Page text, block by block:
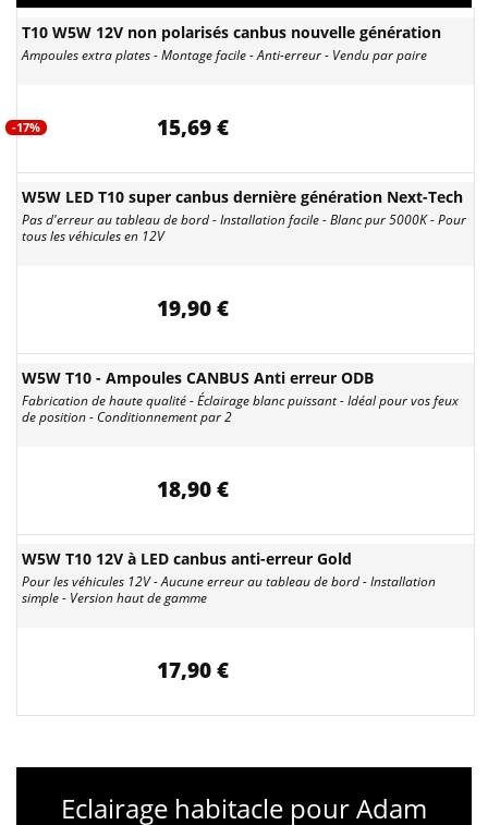
T10 W5W 12V non polarisés canbus nouvelle génération
Ampoules extra plates - Montage facile - Anti-erreur - Vendu par paire
-17% 15,69 €
W5W LED T10 super canbus dernière génération Next-Tech
Pas d'erreur au tableau de bord - Installation facile - Blanc pur 5000K - Pour
tous les véhicules en 12V
19,90 €
W5W T10 - Ampoules CANBUS Anti erreur ODB
Fabrication de haute qualité - Éclairage blanc puissant - Idéal pour vos feux
de position - Conditionnement par 2
18,90 €
W5W T10 12V à LED canbus anti-erreur Gold
Pour les véhicules 12V - Aucune erreur au tableau de bord - Installation
simple - Version haut de gamme
17,90 €
Eclairage habitacle pour Adam